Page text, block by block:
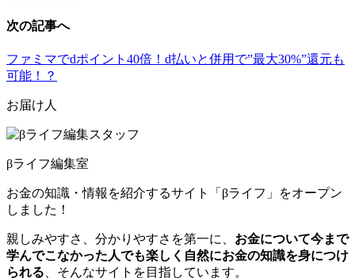
次の記事へ
ファミマでdポイント40倍！d払いと併用で”最大30%”還元も
可能！？
お届け人
βライフ編集室
お金の知識・情報を紹介するサイト「βライフ」をオープン
しました！
親しみやすさ、分かりやすさを第一に、 お金について今まで
学んでこなかった人でも楽しく自然にお金の知識を身につけ
られる 、そんなサイトを目指しています。